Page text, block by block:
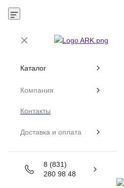
Каталог
Компания
Контакты
Доставка и оплата
8 (831)
280 98 48